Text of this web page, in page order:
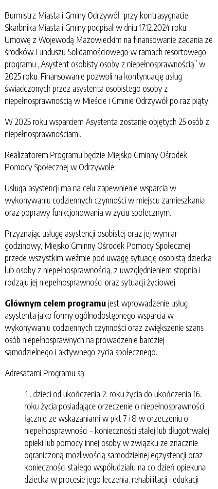
Burmistrz Miasta i Gminy Odrzywół przy kontrasygnacie
Skarbnika Miasta i Gminy podpisał w dniu 17.12.2024 roku
Umowę z Wojewodą Mazowieckim na finansowanie zadania ze
środków Funduszu Solidarnościowego w ramach resortowego
programu „Asystent osobisty osoby z niepełnosprawnością” w
2025 roku. Finansowanie pozwoli na kontynuację usług
świadczonych przez asystenta osobistego osoby z
niepełnosprawnością w Mieście i Gminie Odrzywół po raz piąty.
W 2025 roku wsparciem Asystenta zostanie objętych 25 osób z
niepełnosprawnościami.
Realizatorem Programu będzie Miejsko Gminny Ośrodek
Pomocy Społecznej w Odrzywole.
Usługa asystencji ma na celu zapewnienie wsparcia w
wykonywaniu codziennych czynności w miejscu zamieszkania
oraz poprawy funkcjonowania w życiu społecznym.
Przyznając usługę asystencji osobistej oraz jej wymiar
godzinowy, Miejsko Gminny Ośrodek Pomocy Społecznej
przede wszystkim weźmie pod uwagę sytuację osobistą dziecka
lub osoby z niepełnosprawnością, z uwzględnieniem stopnia i
rodzaju jej niepełnosprawności oraz sytuacji życiowej.
Głównym celem programu jest wprowadzenie usług
asystenta jako formy ogólnodostępnego wsparcia w
wykonywaniu codziennych czynności oraz zwiększenie szans
osób niepełnosprawnych na prowadzenie bardziej
samodzielnego i aktywnego życia społecznego.
Adresatami Programu są:
dzieci od ukończenia 2. roku życia do ukończenia 16.
roku życia posiadające orzeczenie o niepełnosprawności
łącznie ze wskazaniami w pkt 7 i 8 w orzeczeniu o
niepełnosprawności – konieczności stałej lub długotrwałej
opieki lub pomocy innej osoby w związku ze znacznie
ograniczoną możliwością samodzielnej egzystencji oraz
konieczności stałego współudziału na co dzień opiekuna
dziecka w procesie jego leczenia, rehabilitacji i edukacji